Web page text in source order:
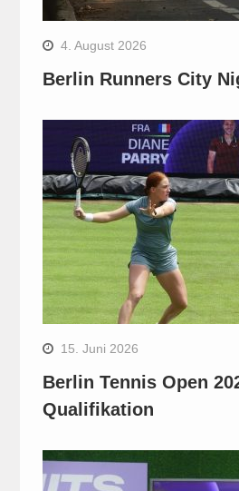
4. August 2026
Berlin Runners City
15. Juni 2026
Berlin Tennis Open
Qualifikation